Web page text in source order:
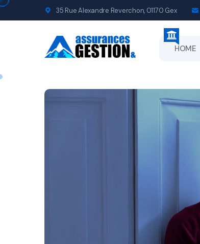
35 Rue Alexandre Reverchon, 01170 Gex
HOME